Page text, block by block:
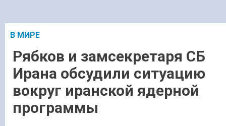
В МИРЕ
Рябков и замсекретаря СБ
Ирана обсудили ситуацию
вокруг иранской ядерной
программы